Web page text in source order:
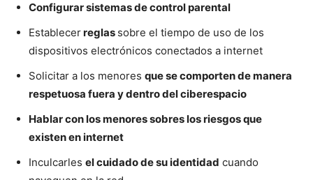
Configurar sistemas de control parental
Establecerreglas sobre el tiempo de uso de los
dispositivos electrónicos conectados a internet
Solicitar a los menores que se comporten de manera
respetuosa fuera y dentro del ciberespacio
Hablar con los menores sobres los riesgos que
existen en internet
Inculcarles el cuidado de su identidad cuando